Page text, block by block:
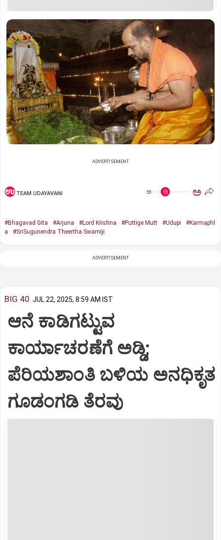
ADVERTISEMENT
TEAM UDAYAVANI ಅ ಅ
#Bhagavad Gita #Arjuna #Lord Krishna #Puttige Mutt #Udupi
#Karmaphl
a
#SriSugunendra Theertha Swamiji
ADVERTISEMENT
BIG 40 JUL 22, 2025, 8:59 AM IST
ಆನೆ ಕಾಡಿಗಟ್ಟುವ
ಕಾರ್ಯಾಚರಣೆಗೆ ಅಡ್ಡಿ;
ಪೆರಿಯಶಾಂತಿ ಬಳಿಯ ಅನಧಿಕೃತ
ಗೂಡಂಗಡಿ ತೆರವು